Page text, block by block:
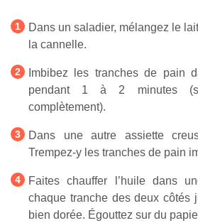
Dans un saladier, mélangez le
la cannelle.
Imbibez les tranches de pain
pendant 1 à 2 minutes
complètement).
Dans une autre assiette
Trempez-y les tranches de pain
Faites chauffer l’huile dans
chaque tranche des deux côtés
bien dorée. Égouttez sur du